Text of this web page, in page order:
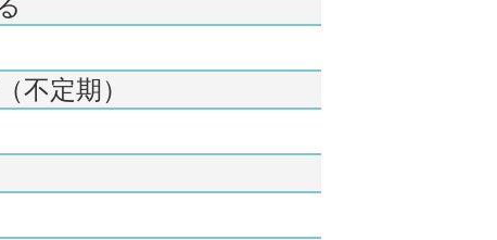
不定期）